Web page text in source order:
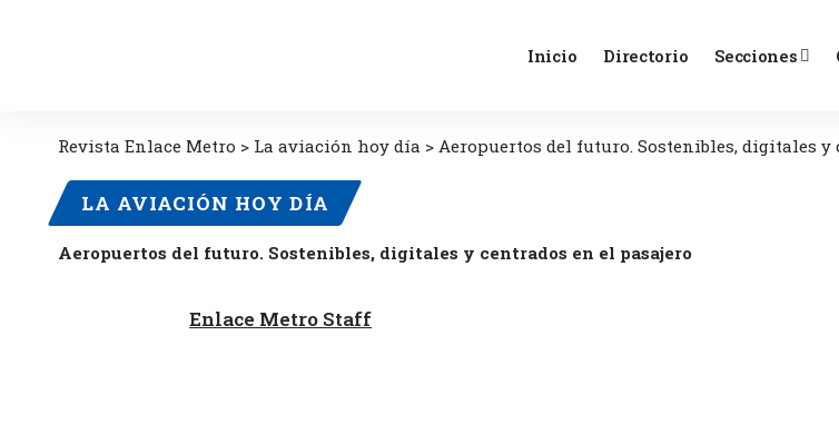
Inicio Directorio Secciones
Revista Enlace Metro > La aviación hoy día > Aeropuertos del futuro. Sostenibles, digitales y
LA AVIACIÓN HOY DÍA
Aeropuertos del futuro. Sostenibles, digitales y centrados en el pasajero
Enlace Metro Staff